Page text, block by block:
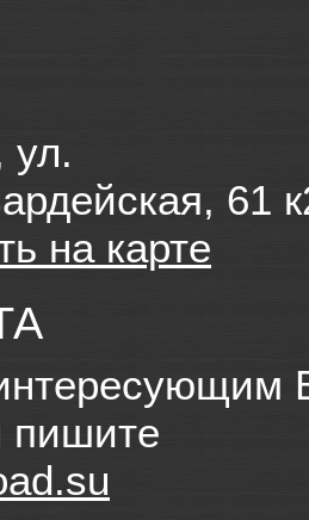
ул.
61
на карте
пишите